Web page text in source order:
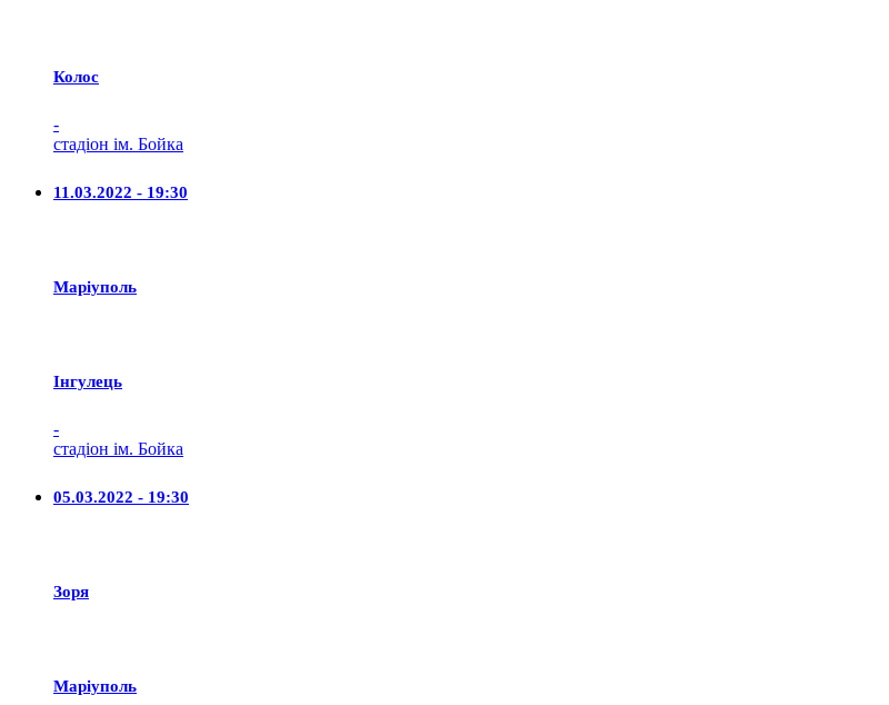
Колос
-
стадіон ім. Бойка
11.03.2022 - 19:30
Маріуполь
Iнгулець
-
стадіон ім. Бойка
05.03.2022 - 19:30
Зоря
Маріуполь